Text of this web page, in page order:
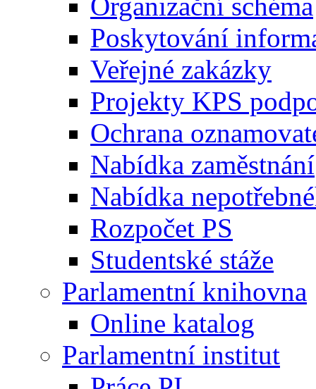
Poskytování
Veřejné zakázky
Projekty KPS
Ochrana
Nabídka zaměstnání
Nabídka
Rozpočet PS
Studentské stáže
Parlamentní knihovna
Online katalog
Parlamentní institut